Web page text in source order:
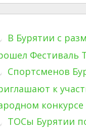
В Бурятии с
Фестиваль
Спортсменов
к
конкурсе
ТОСы Бурятии